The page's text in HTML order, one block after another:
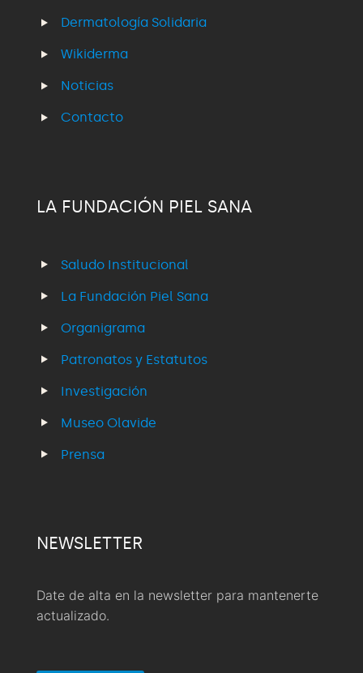
Dermatología Solidaria
Wikiderma
Noticias
Contacto
LA FUNDACIÓN PIEL SANA
Saludo Institucional
La Fundación Piel Sana
Organigrama
Patronatos y Estatutos
Investigación
Museo Olavide
Prensa
NEWSLETTER
Date de alta en la newsletter para mantenerte
actualizado.